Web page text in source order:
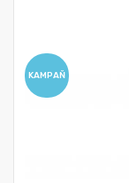
KAMPAŇ